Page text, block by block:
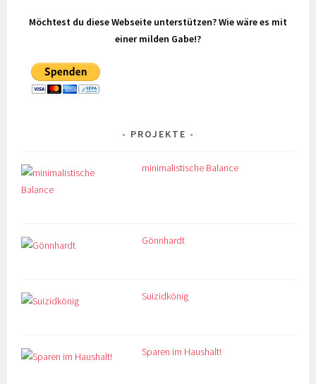
Möchtest du diese Webseite unterstützen? Wie wäre es mit
einer milden Gabe!?
PROJEKTE
minimalistische Balance
Gönnhardt
Suizidkönig
Sparen im Haushalt!